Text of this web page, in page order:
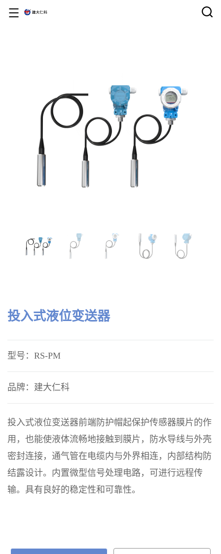
解决方案
服务支持
投入式液位变送器
型号：RS-PM
品牌：建大仁科
投入式液位变送器前端防护帽起保护传感器膜片的作
用，也能使液体流畅地接触到膜片，防水导线与外壳
密封连接，通气管在电缆内与外界相连，内部结构防
结露设计。内置微型信号处理电路，可进行远程传
输。具有良好的稳定性和可靠性。